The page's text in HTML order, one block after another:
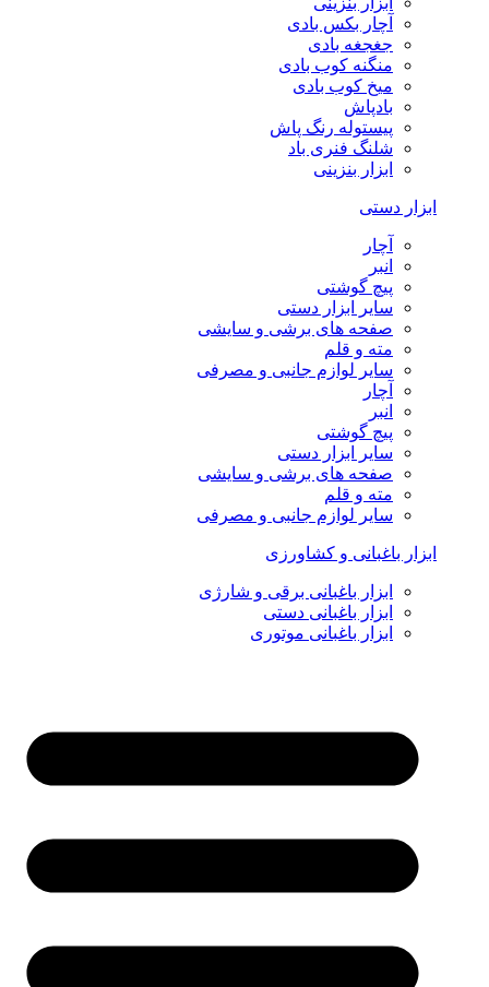
آچار بکس بادی
جغجغه بادی
منگنه کوب بادی
میخ کوب بادی
بادپاش
پیستوله رنگ پاش
شلنگ فنری باد
ابزار بنزینی
ابزار دستی
آچار
انبر
پیچ گوشتی
سایر ابزار دستی
صفحه های برشی و سایشی
مته و قلم
سایر لوازم جانبی و مصرفی
آچار
انبر
پیچ گوشتی
سایر ابزار دستی
صفحه های برشی و سایشی
مته و قلم
سایر لوازم جانبی و مصرفی
ابزار باغبانی و کشاورزی
ابزار باغبانی برقی و شارژی
ابزار باغبانی دستی
ابزار باغبانی موتوری